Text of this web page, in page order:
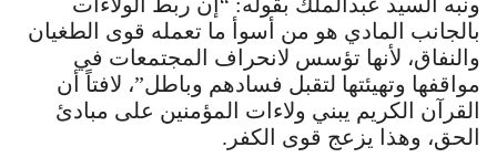
بالجانب المادي هو من أسوأ ما تعمله قوى الطغيان
والنفاق، لأنها تؤسس لانحراف المجتمعات في
مواقفها وتهيئتها لتقبل فسادهم وباطل”، لافتاً أن
القرآن الكريم يبني ولاءات المؤمنين على مبادئ
الحق، وهذا يزعج قوى الكفر.